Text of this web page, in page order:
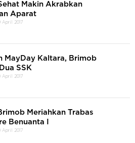
Makin Akrabkan
Aparat
April 2017
MayDay Kaltara, Brimob
SSK
April 2017
Meriahkan Trabas
Benuanta I
April 2017